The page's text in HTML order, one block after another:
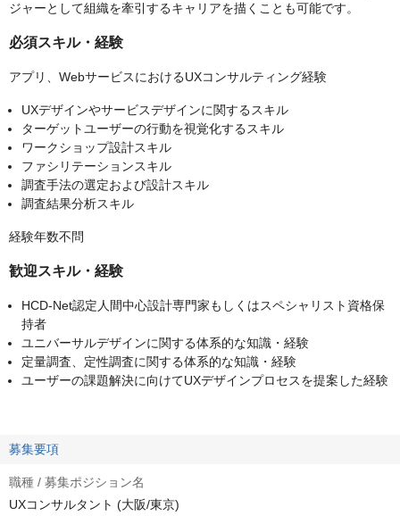
ジャーとして組織を牽引するキャリアを描くことも可能です。
必須スキル・経験
アプリ、WebサービスにおけるUXコンサルティング経験
UXデザインやサービスデザインに関するスキル
ターゲットユーザーの行動を視覚化するスキル
ワークショップ設計スキル
ファシリテーションスキル
調査手法の選定および設計スキル
調査結果分析スキル
経験年数不問
歓迎スキル・経験
HCD-Net認定人間中心設計専門家もしくはスペシャリスト資格保
持者
ユニバーサルデザインに関する体系的な知識・経験
定量調査、定性調査に関する体系的な知識・経験
ユーザーの課題解決に向けてUXデザインプロセスを提案した経験
募集要項
職種 / 募集ポジション名
UXコンサルタント (大阪/東京)